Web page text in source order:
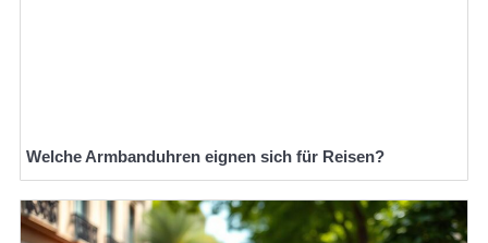
Welche Armbanduhren eignen sich für Reisen?